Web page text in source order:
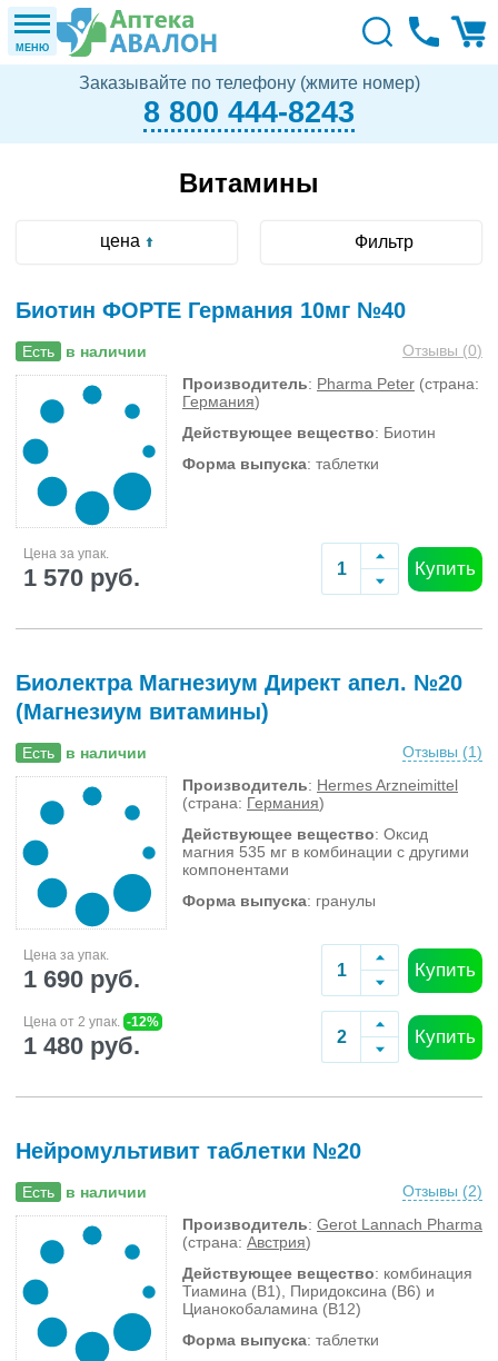
МЕНЮ
Заказывайте по телефону (жмите номер)
8 800 444-8243
Витамины
цена Фильтр
Биотин ФОРТЕ Германия 10мг №40
Есть в наличии Отзывы (0)
Производитель: Pharma Peter (страна:
Германия)
Действующее вещество: Биотин
Форма выпуска: таблетки
Цена за упак.
1 570 руб. Купить
Биолектра Магнезиум Директ апел. №20
(Магнезиум витамины)
Есть в наличии Отзывы (1)
Производитель: Hermes Arzneimittel
(страна: Германия)
Действующее вещество: Оксид
магния 535 мг в комбинации с другими
компонентами
Форма выпуска: гранулы
Цена за упак.
1 690 руб. Купить
Цена от 2 упак. -12%
1 480 руб. Купить
Нейромультивит таблетки №20
Есть в наличии Отзывы (2)
Производитель: Gerot Lannach Pharma
(страна: Австрия)
Действующее вещество: комбинация
Тиамина (В1), Пиридоксина (В6) и
Цианокобаламина (В12)
Форма выпуска: таблетки